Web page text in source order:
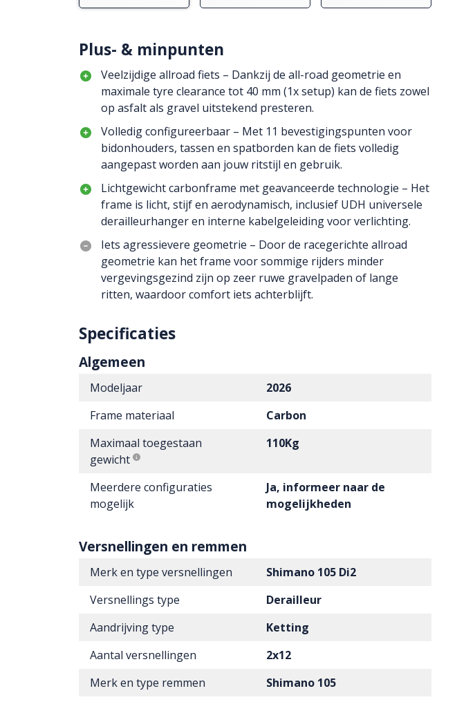
Plus- & minpunten
Veelzijdige allroad fiets – Dankzij de all-road geometrie en
maximale tyre clearance tot 40 mm (1x setup) kan de fiets zowel
op asfalt als gravel uitstekend presteren.
Volledig configureerbaar – Met 11 bevestigingspunten voor
bidonhouders, tassen en spatborden kan de fiets volledig
aangepast worden aan jouw ritstijl en gebruik.
Lichtgewicht carbonframe met geavanceerde technologie – Het
frame is licht, stijf en aerodynamisch, inclusief UDH universele
derailleurhanger en interne kabelgeleiding voor verlichting.
Iets agressievere geometrie – Door de racegerichte allroad
geometrie kan het frame voor sommige rijders minder
vergevingsgezind zijn op zeer ruwe gravelpaden of lange
ritten, waardoor comfort iets achterblijft.
Specificaties
Algemeen
Modeljaar
2026
Frame materiaal
Carbon
Maximaal toegestaan
gewicht
110Kg
Meerdere configuraties
mogelijk
Ja, informeer naar de
mogelijkheden
Versnellingen en remmen
Merk en type versnellingen
Shimano 105 Di2
Versnellings type
Derailleur
Aandrijving type
Ketting
Aantal versnellingen
2x12
Merk en type remmen
Shimano 105